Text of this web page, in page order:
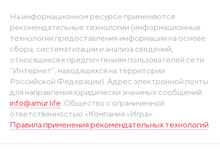
На информационном ресурсе применяются
рекомендательные технологии (информационные
технологии предоставления информации на основе
сбора, систематизации и анализа сведений,
относящихся к предпочтениям пользователей сети
"Интернет", находящихся на территории
Российской Федерации). Адрес электронной почты
для направления юридически значимых сообщений:
info@amur.life . Общество с ограниченной
ответственностью «Компания «Игра».
Правила применения рекомендательных технологий